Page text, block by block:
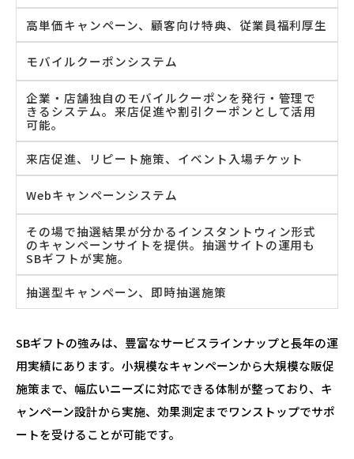
高単価キャンペーン、顧客向け特典、従業員福利厚生
モバイルクーポンシステム
企業・店舗独自のモバイルクーポンを発行・管理で
きるシステム。来店促進や割引クーポンとして活用
可能。
来店促進、リピート施策、イベント入場チケット
Webキャンペーンシステム
その場で抽選結果が分かるインスタントウィン形式
のキャンペーンサイトを提供。抽選サイトの運用も
SBギフトが実施。
抽選型キャンペーン、即時抽選施策
SBギフトの強みは、豊富なサービスラインナップと長年の運
用実績にあります。小規模なキャンペーンから大規模な販促
施策まで、幅広いニーズに対応できる体制が整っており、キ
ャンペーン設計から実施、効果測定までワンストップでサポ
ートを受けることが可能です。